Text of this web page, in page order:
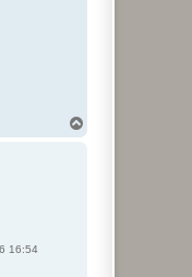
16:54